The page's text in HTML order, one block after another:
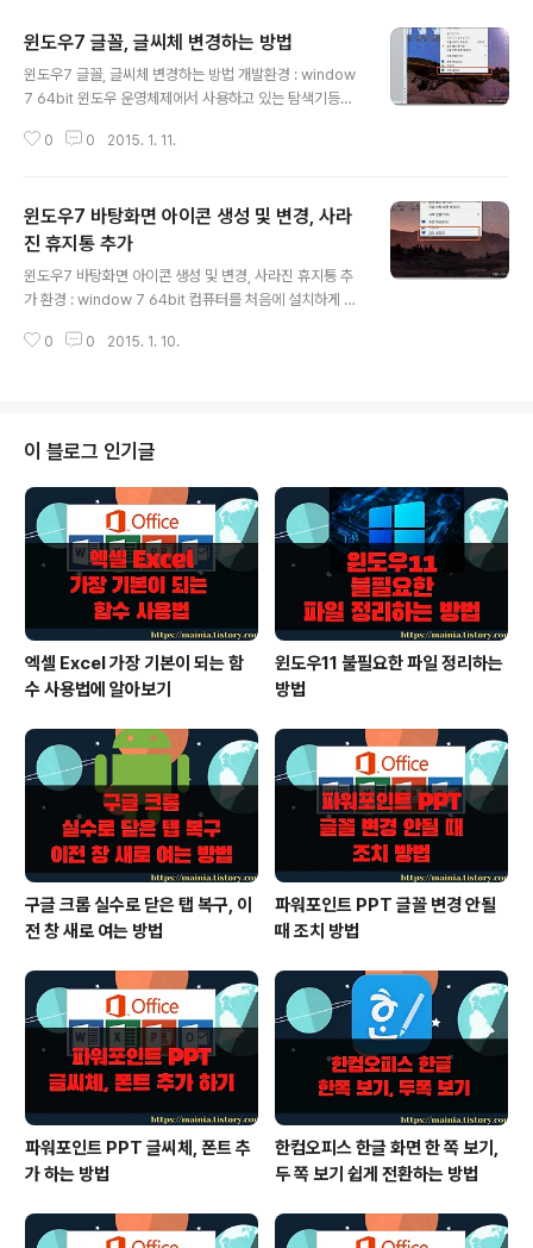
윈도우7 글꼴, 글씨체 변경하는 방법
윈도우7 글꼴, 글씨체 변경하는 방법 개발환경 : window
7 64bit 윈도우 운영체제에서 사용하고 있는 탐색기등에
습니다. ▼ 먼저 바탕화면에서 오른 마우스를 누른뒤 [개인
창이 뜹니다. ▼ 운영체제의 각종 화면관련 정보를 셋팅하
는 화면에서 아래 쪽으로 내려가시면 [창색] 이라고 있습니
다. 클릭하셔서 창의 색상을 셋팅하는 대화상자를 띄웁니
다. ▼ 창색을 셋팅하는 화면에서 아래 쪽에 보시면 [고급
모양 설정] 메뉴가 보일 것입니다. 클릭하시면 우리가 운영
체제에서 사용하는 탐색기 같은 창의 모양과 색을 변경할
0 0 2015. 1. 11.
윈도우7 바탕화면 아이콘 생성 및 변경, 사라
진 휴지통 추가
윈도우7 바탕화면 아이콘 생성 및 변경, 사라진 휴지통 추
가 환경 : window 7 64bit 컴퓨터를 처음에 설치하게 되
화면에 추가 됩니다. 이렇게 추가이 필요없다고 생각 되어
바탕화면에서 오른 마우스를 클릭한후 [개인설정] 화면으
로 들어갑니다. ▼ [개인설정] 대화상자는 컴퓨터의 바탕
화면에 관련된 각종정보와 마우스 포인트등 화면 옵션에
대해 변경을 할수 있는 곳입니다. 이 화면에서 오른쪽에 있
는 [바탕 화면 아이콘 변경] 메뉴를 클릭합니다. ▼ 그럼 기
존에 바탕화면으로 빠져..
0 0 2015. 1. 10.
이 블로그 인기글
엑셀 Excel 가장 기본이 되는 함
수 사용법에 알아보기
윈도우11 불필요한 파일 정리하는
방법
구글 크롬 실수로 닫은 탭 복구, 이
전 창 새로 여는 방법
파워포인트 PPT 글꼴 변경 안될
때 조치 방법
파워포인트 PPT 글씨체, 폰트 추
가 하는 방법
한컴오피스 한글 화면 한 쪽 보기,
두 쪽 보기 쉽게 전환하는 방법